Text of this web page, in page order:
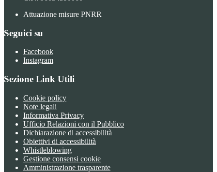
Attuazione misure PNRR
Seguici su
Facebook
Instagram
Sezione Link Utili
Cookie policy
Note legali
Informativa Privacy
Ufficio Relazioni con il Pubblico
Dichiarazione di accessibilità
Obiettivi di accessibilità
Whistleblowing
Gestione consensi cookie
Amministrazione trasparente